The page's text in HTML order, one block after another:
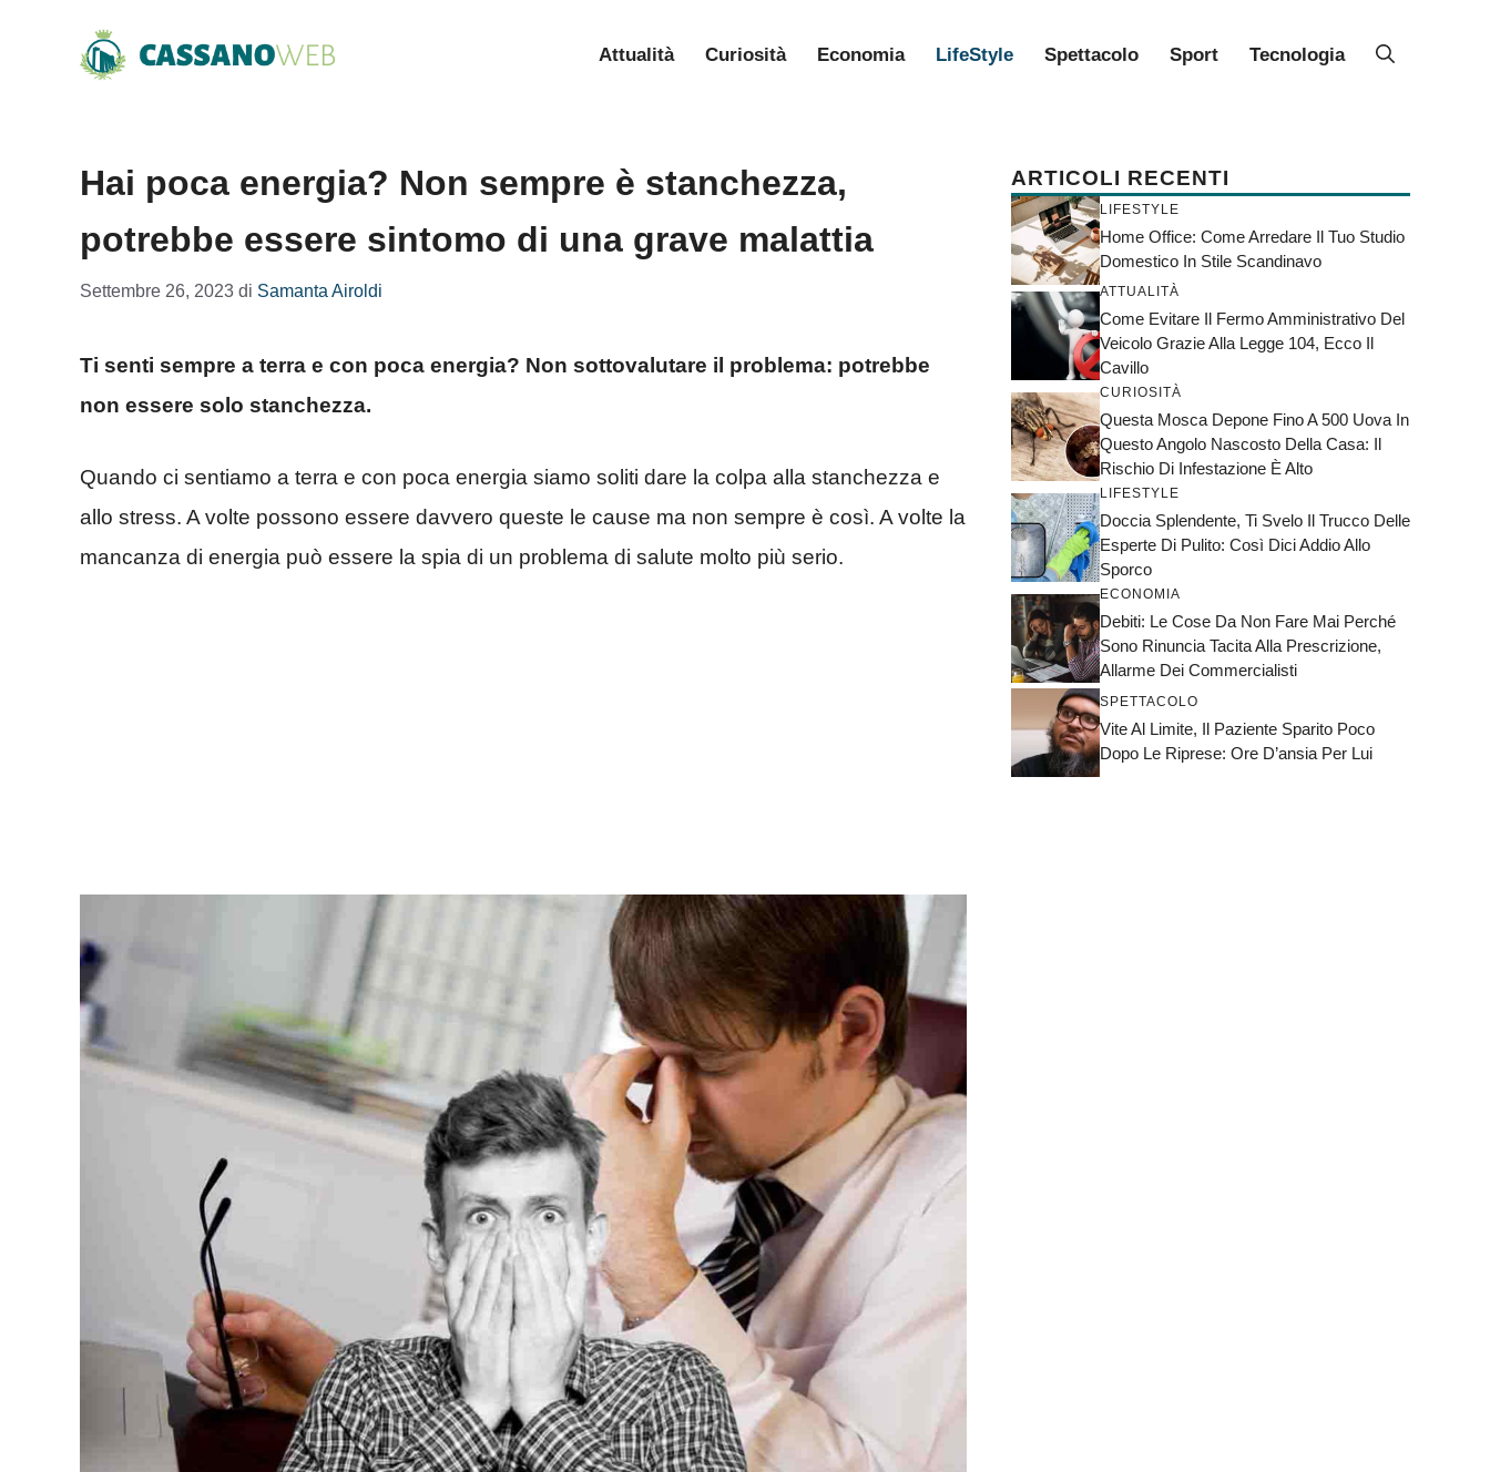
Attualità Curiosità Economia LifeStyle Spettacolo Sport Tecnologia
Hai poca energia? Non sempre è stanchezza,
potrebbe essere sintomo di una grave malattia
Settembre 26, 2023 di Samanta Airoldi
Ti senti sempre a terra e con poca energia? Non sottovalutare il problema: potrebbe
non essere solo stanchezza.
Quando ci sentiamo a terra e con poca energia siamo soliti dare la colpa alla stanchezza e
allo stress. A volte possono essere davvero queste le cause ma non sempre è così. A volte la
mancanza di energia può essere la spia di un problema di salute molto più serio.
ARTICOLI RECENTI
LIFESTYLE
Home Office: Come Arredare Il Tuo Studio
Domestico In Stile Scandinavo
ATTUALITÀ
Come Evitare Il Fermo Amministrativo Del
Veicolo Grazie Alla Legge 104, Ecco Il
Cavillo
CURIOSITÀ
Questa Mosca Depone Fino A 500 Uova In
Questo Angolo Nascosto Della Casa: Il
Rischio Di Infestazione È Alto
LIFESTYLE
Doccia Splendente, Ti Svelo Il Trucco Delle
Esperte Di Pulito: Così Dici Addio Allo
Sporco
ECONOMIA
Debiti: Le Cose Da Non Fare Mai Perché
Sono Rinuncia Tacita Alla Prescrizione,
Allarme Dei Commercialisti
SPETTACOLO
Vite Al Limite, Il Paziente Sparito Poco
Dopo Le Riprese: Ore D’ansia Per Lui